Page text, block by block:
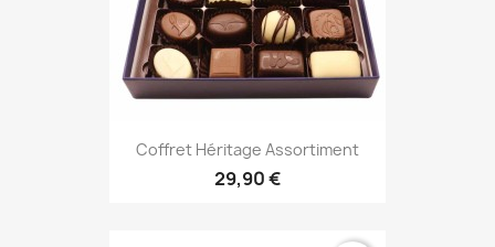
Coffret Héritage Assortiment
29,90 €